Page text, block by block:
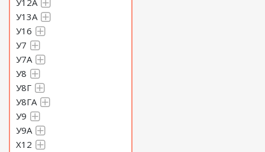
У12А
У13А
У16
У7
У7А
У8
У8Г
У8ГА
У9
У9А
Х12